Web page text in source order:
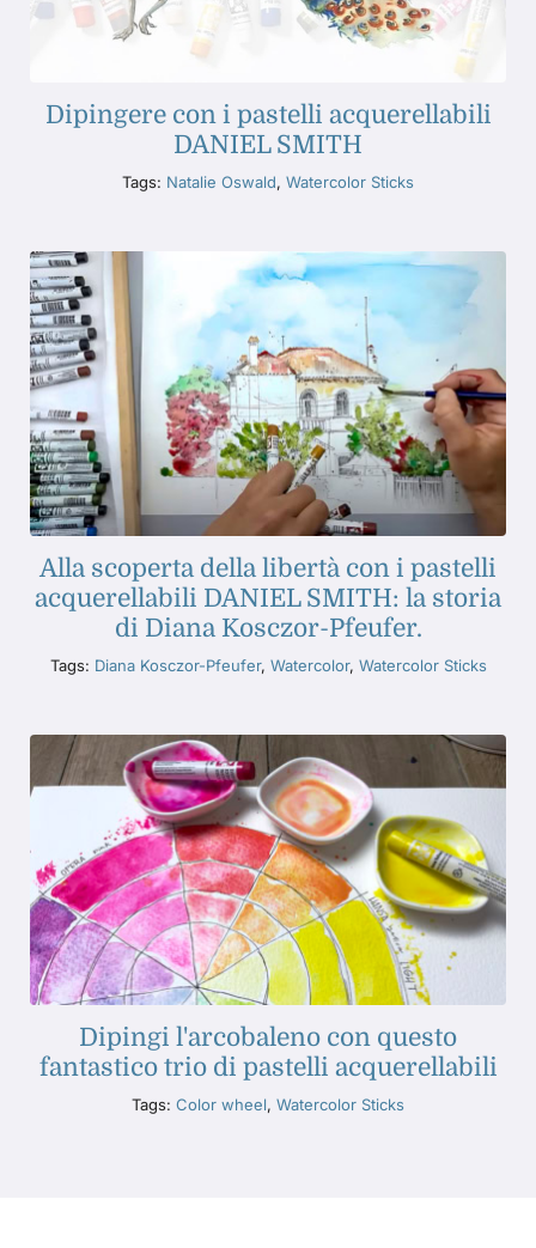
Dipingere con i pastelli acquerellabili
DANIEL SMITH
Tags: Natalie Oswald, Watercolor Sticks
Alla scoperta della libertà con i pastelli
acquerellabili DANIEL SMITH: la storia
di Diana Kosczor-Pfeufer.
Tags: Diana Kosczor-Pfeufer, Watercolor, Watercolor Sticks
Dipingi l'arcobaleno con questo
fantastico trio di pastelli acquerellabili
Tags: Color wheel, Watercolor Sticks